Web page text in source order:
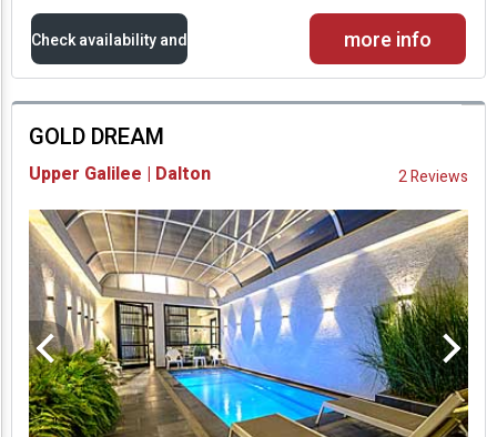
Check availability and
prices
Availability and
Prices
more info
GOLD DREAM
Upper Galilee | Dalton 2 Reviews